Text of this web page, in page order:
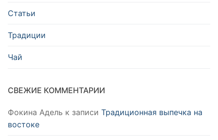
Статьи
Традиции
Чай
СВЕЖИЕ КОММЕНТАРИИ
Фокина Адель к записи Традиционная выпечка на
востоке